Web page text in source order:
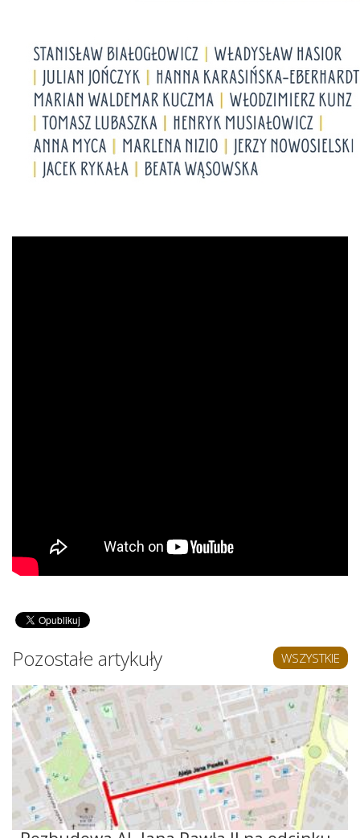
Pozostałe artykuły WSZYSTKIE